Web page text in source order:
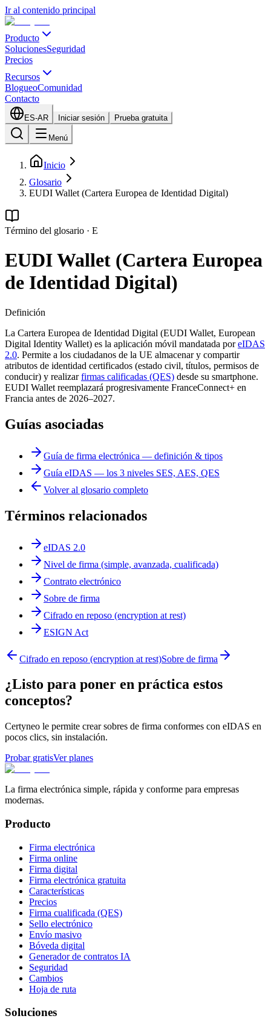
Ir al contenido principal
Producto
SolucionesSeguridad
Precios
Recursos
BlogueoComunidad
Contacto
ES-AR Iniciar sesión Prueba gratuita
Menú
Inicio
Glosario
EUDI Wallet (Cartera Europea de Identidad Digital)
Término del glosario · E
EUDI Wallet (Cartera Europea
de Identidad Digital)
Definición
La Cartera Europea de Identidad Digital (EUDI Wallet, European
Digital Identity Wallet) es la aplicación móvil mandatada poreIDAS
2.0. Permite a los ciudadanos de la UE almacenar y compartir
atributos de identidad certificados (estado civil, títulos, permisos de
conducir) y realizarfirmas calificadas (QES) desde su smartphone.
EUDI Wallet reemplazará progresivamente FranceConnect+ en
Francia antes de 2026–2027.
Guías asociadas
Guía de firma electrónica — definición & tipos
Guía eIDAS — los 3 niveles SES, AES, QES
Volver al glosario completo
Términos relacionados
eIDAS 2.0
Nivel de firma (simple, avanzada, cualificada)
Contrato electrónico
Sobre de firma
Cifrado en reposo (encryption at rest)
ESIGN Act
Cifrado en reposo (encryption at rest)Sobre de firma
¿Listo para poner en práctica estos
conceptos?
Certyneo le permite crear sobres de firma conformes con eIDAS en
pocos clics, sin instalación.
Probar gratisVer planes
La firma electrónica simple, rápida y conforme para empresas
modernas.
Producto
Firma electrónica
Firma online
Firma digital
Firma electrónica gratuita
Características
Precios
Firma cualificada (QES)
Sello electrónico
Envío masivo
Bóveda digital
Generador de contratos IA
Seguridad
Cambios
Hoja de ruta
Soluciones